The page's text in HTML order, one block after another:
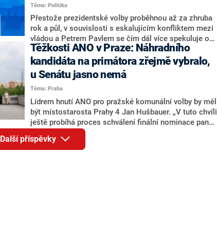
práva Taťány Malé (ANO). Označením „svoloč“ na
adresu vlády prý byla ještě hodná. Decroix se také
vrátila k volební porážce koalice Spolu či promluvila o
hnutí Naše Česko Martina Kuby.
Téma: Politika
Přestože prezidentské volby proběhnou až za zhruba
rok a půl, v souvislosti s eskalujícím konfliktem mezi
vládou a Petrem Pavlem se čím dál více spekuluje o
tom, koho by do bitvy o Hrad mohla vyslat současná
koalice. Někteří političtí komentátoři znovu vytahují
jméno premiéra Andreje Babiše (ANO). Jak moc je
pravděpodobné, že se v prezidentských volbách 2028
bude znovu opakovat souboj z roku 2023?
Těžkosti ANO v Praze: Náhradního
kandidáta na primátora zřejmě vybralo,
u Senátu jasno nemá
Téma: Praha
Lídrem hnutí ANO pro pražské komunální volby by měl
být místostarosta Prahy 4 Jan Hušbauer. „V tuto chvíli
ještě probíhá proces schválení finální nominace pana
Jana Hušbauera Výborem hnutí ANO,“ uvedl pro
redakci místopředseda pražského ANO Martin
Benkovič. O Hušbauerovi se spekulovalo jako o
Další příspěvky